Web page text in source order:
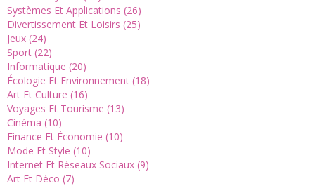
Systèmes Et Applications (26)
Divertissement Et Loisirs (25)
Jeux (24)
Sport (22)
Informatique (20)
Écologie Et Environnement (18)
Art Et Culture (16)
Voyages Et Tourisme (13)
Cinéma (10)
Finance Et Économie (10)
Mode Et Style (10)
Internet Et Réseaux Sociaux (9)
Art Et Déco (7)